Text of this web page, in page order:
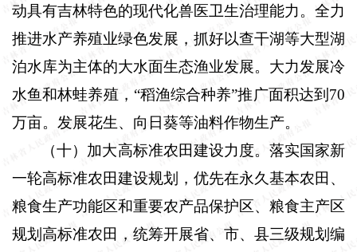
动具有吉林特色的现代化兽医卫生治理能力。全力
推进水产养殖业绿色发展，抓好以查干湖等大型湖
泊水库为主体的大水面生态渔业发展。大力发展冷
水鱼和林蛙养殖，“稻渔综合种养”推广面积达到 70
万亩。发展花生、向日葵等油料作物生产。
（十）加大高标准农田建设力度。 落实国家新
一轮高标准农田建设规划，优先在永久基本农田、
粮食生产功能区和重要农产品保护区、粮食主产区
规划高标准农田，统筹开展省、市、县三级规划编